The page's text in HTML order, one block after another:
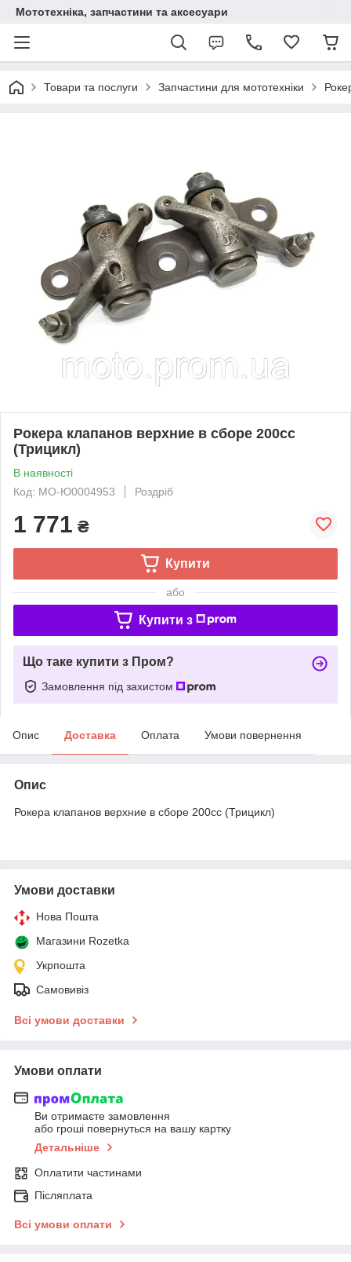
Мототехніка, запчастини та аксесуари
Товари та послуги Запчастини для мототехніки
Рокера клапанов верхние в сборе 200сс
(Трицикл)
В наявності
Код: MO-Ю0004953
Роздріб
1 771 ₴
Купити
або
Купити з
Що таке купити з Пром?
Замовлення під захистом
Опис Доставка Оплата Умови повернення
Опис
Рокера клапанов верхние в сборе 200сс (Трицикл)
Умови доставки
Нова Пошта
Магазини Rozetka
Укрпошта
Самовивіз
Всі умови доставки
Умови оплати
Ви отримаєте замовлення
або гроші повернуться на вашу картку
Детальніше
Оплатити частинами
Післяплата
Всі умови оплати